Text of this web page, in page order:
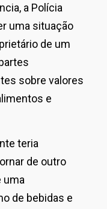
a Polícia
uma situação
de um
sobre valores
e
teria
de outro
uma
de bebidas e